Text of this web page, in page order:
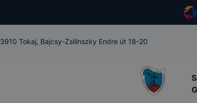
3910 Tokaj, Bajcsy-Zsilinszky Endre út 18-20